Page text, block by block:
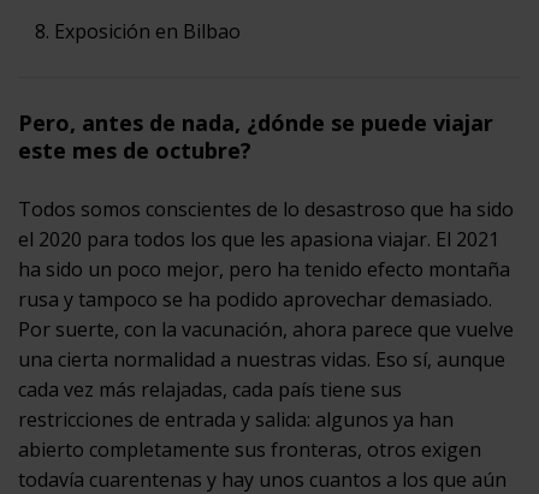
Exposición en Bilbao
Pero, antes de nada, ¿dónde se puede viajar
este mes de octubre?
Todos somos conscientes de lo desastroso que ha sido
el 2020 para todos los que les apasiona viajar. El 2021
ha sido un poco mejor, pero ha tenido efecto montaña
rusa y tampoco se ha podido aprovechar demasiado.
Por suerte, con la vacunación, ahora parece que vuelve
una cierta normalidad a nuestras vidas. Eso sí, aunque
cada vez más relajadas, cada país tiene sus
restricciones de entrada y salida: algunos ya han
abierto completamente sus fronteras, otros exigen
todavía cuarentenas y hay unos cuantos a los que aún